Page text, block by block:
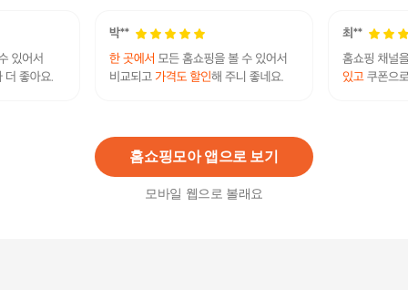
홈쇼핑모아 앱으로 보기
모바일 웹으로 볼래요
AU테크 엑스트랙 투어링 최대 900W 출퇴근 배달